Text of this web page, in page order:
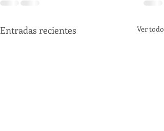
Entradas recientes Ver todo